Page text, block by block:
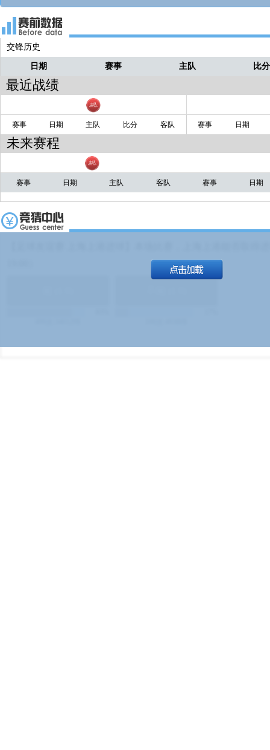
交锋历史
日期 赛事 主队 比分
最近战绩
赛事 日期 主队 比分 客队 赛事 日期
未来赛程
赛事 日期 主队 客队 赛事 日期